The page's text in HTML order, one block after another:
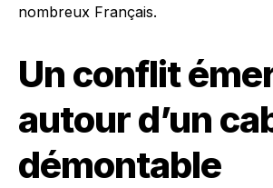
nombreux Français.
Un conflit
autour d’un
démontable